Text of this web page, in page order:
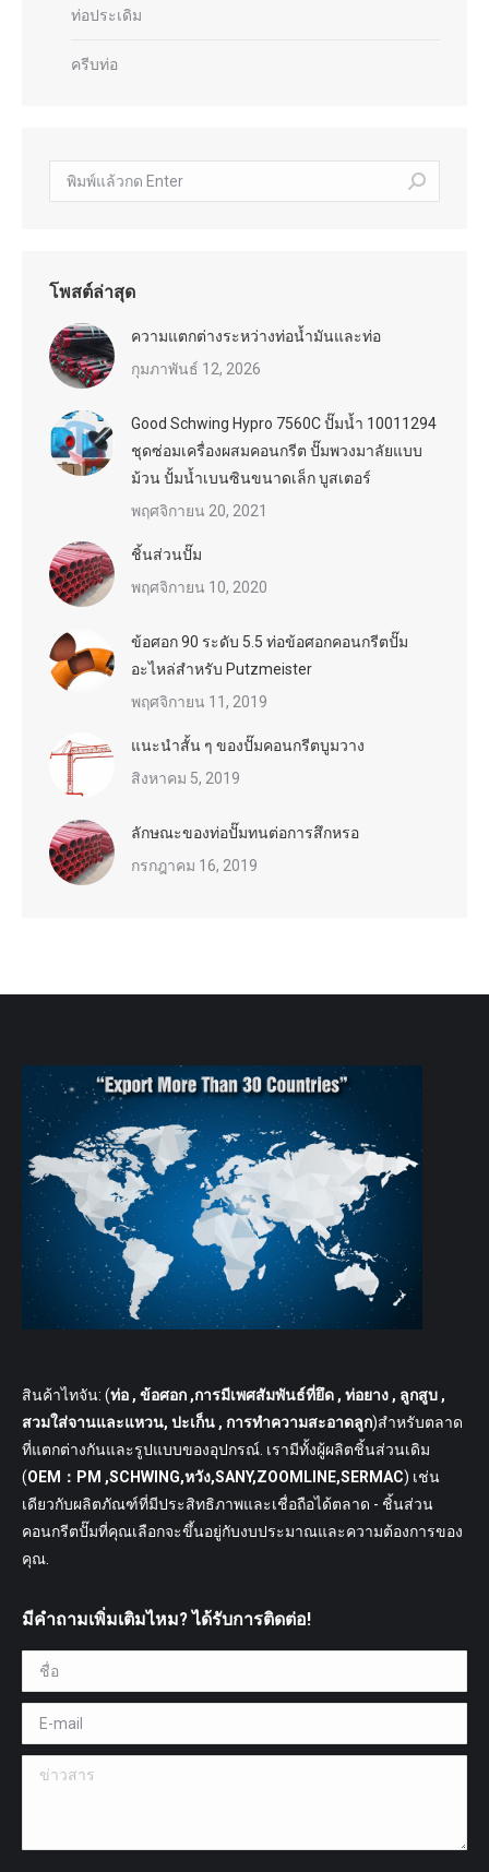
ท่อประเดิม
ครีบท่อ
ค้นหา:
โพสต์ล่าสุด
ความแตกต่างระหว่างท่อน้ำมันและท่อ
กุมภาพันธ์ 12, 2026
Good Schwing Hypro 7560C ปั๊มน้ำ 10011294
ชุดซ่อมเครื่องผสมคอนกรีต ปั๊มพวงมาลัยแบบ
ม้วน ปั้มน้ำเบนซินขนาดเล็ก บูสเตอร์
พฤศจิกายน 20, 2021
ชิ้นส่วนปั๊ม
พฤศจิกายน 10, 2020
ข้อศอก 90 ระดับ 5.5 ท่อข้อศอกคอนกรีตปั๊ม
อะไหล่สำหรับ Putzmeister
พฤศจิกายน 11, 2019
แนะนำสั้น ๆ ของปั๊มคอนกรีตบูมวาง
สิงหาคม 5, 2019
ลักษณะของท่อปั๊มทนต่อการสึกหรอ
กรกฎาคม 16, 2019
สินค้าไทจัน: (ท่อ , ข้อศอก ,การมีเพศสัมพันธ์ที่ยึด , ท่อยาง , ลูกสูบ ,
สวมใส่จานและแหวน, ปะเก็น , การทำความสะอาดลูก)สำหรับตลาด
ที่แตกต่างกันและรูปแบบของอุปกรณ์. เรามีทั้งผู้ผลิตชิ้นส่วนเดิม
(OEM：PM ,SCHWING,หวัง,SANY,ZOOMLINE,SERMAC) เช่น
เดียวกับผลิตภัณฑ์ที่มีประสิทธิภาพและเชื่อถือได้ตลาด - ชิ้นส่วน
คอนกรีตปั๊มที่คุณเลือกจะขึ้นอยู่กับงบประมาณและความต้องการของ
คุณ.
มีคำถามเพิ่มเติมไหม? ได้รับการติดต่อ!
ชื่อ *
E-mail *
ข่าวสาร